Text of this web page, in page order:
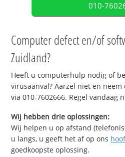
010-
Computer defect en/of
Zuidland?
Heeft u computerhulp nodig of
virusaanval? Aarzel niet en
via 010-7602666. Regel vandaag
Wij hebben drie oplossingen:
Wij helpen u op afstand
u langs, u geeft het af op ons
goedkoopste oplossing.